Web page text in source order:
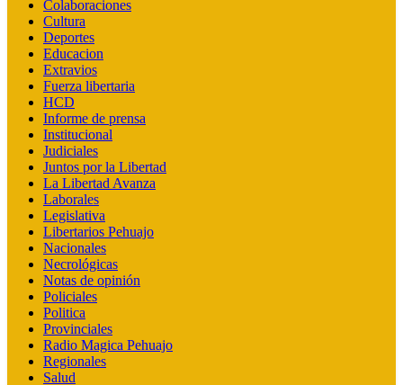
Colaboraciones
Cultura
Deportes
Educacion
Extravios
Fuerza libertaria
HCD
Informe de prensa
Institucional
Judiciales
Juntos por la Libertad
La Libertad Avanza
Laborales
Legislativa
Libertarios Pehuajo
Nacionales
Necrológicas
Notas de opinión
Policiales
Politica
Provinciales
Radio Magica Pehuajo
Regionales
Salud